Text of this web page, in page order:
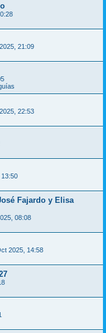
21:09
22:53
Fajardo y Elisa
08:08
2025, 14:58